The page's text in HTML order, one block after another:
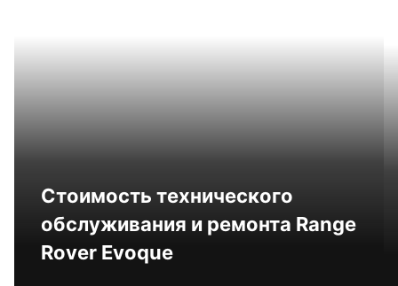
Стоимость технического
обслуживания и ремонта Range
Rover Evoque